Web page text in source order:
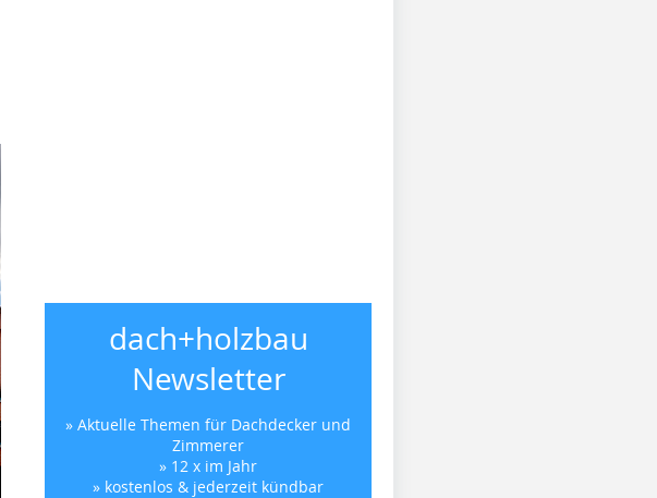
dach+holzbau
Newsletter
» Aktuelle Themen für Dachdecker und
Zimmerer
» 12 x im Jahr
» kostenlos & jederzeit kündbar